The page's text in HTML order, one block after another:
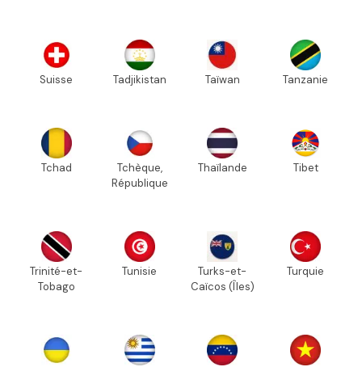
Suisse Tadjikistan Taïwan Tanzanie
Tchad
Tchèque,
République
Thaïlande Tibet
Trinité-et-
Tobago
Tunisie
Turks-et-
Caïcos (Îles)
Turquie